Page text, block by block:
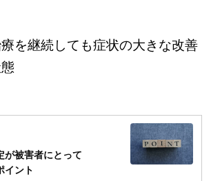
を継続しても症状の大きな改善
が被害者にとって
イント